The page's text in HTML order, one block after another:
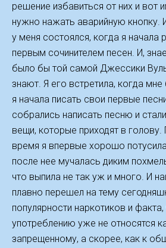
решение избавиться от них и вот
нужно нажать аварийную кнопку.
у меня состоялся, когда я
первым сочинителем песен. И,
было бы той самой Джессики
знают. Я его встретила, когда
я начала писать свои первые
собрались написать песню и
вещи, которые приходят в
время я впервые хорошо
после нее мучалась диким
что выпила не так уж и много. И
плавно перешел на тему
популярности наркотиков и факта,
употреблению уже не относятся
запрещенному, а скорее, как к